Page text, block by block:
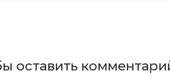
оставить